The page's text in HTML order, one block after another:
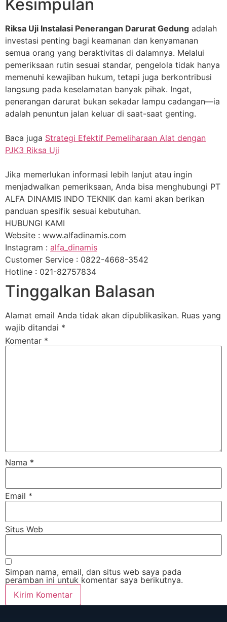
Kesimpulan
Riksa Uji Instalasi Penerangan Darurat Gedung adalah
investasi penting bagi keamanan dan kenyamanan
semua orang yang beraktivitas di dalamnya. Melalui
pemeriksaan rutin sesuai standar, pengelola tidak hanya
memenuhi kewajiban hukum, tetapi juga berkontribusi
langsung pada keselamatan banyak pihak. Ingat,
penerangan darurat bukan sekadar lampu cadangan—ia
adalah penuntun jalan keluar di saat-saat genting.
Baca juga Strategi Efektif Pemeliharaan Alat dengan
PJK3 Riksa Uji
Jika memerlukan informasi lebih lanjut atau ingin
menjadwalkan pemeriksaan, Anda bisa menghubungi PT
ALFA DINAMIS INDO TEKNIK dan kami akan berikan
panduan spesifik sesuai kebutuhan.
HUBUNGI KAMI
Website : www.alfadinamis.com
Instagram : alfa_dinamis
Customer Service : 0822-4668-3542
Hotline : 021-82757834
Tinggalkan Balasan
Alamat email Anda tidak akan dipublikasikan. Ruas yang
wajib ditandai *
Komentar *
Nama *
Email *
Situs Web
Simpan nama, email, dan situs web saya pada
peramban ini untuk komentar saya berikutnya.